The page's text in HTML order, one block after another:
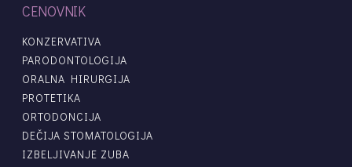
CENOVNIK
KONZERVATIVA
PARODONTOLOGIJA
ORALNA HIRURGIJA
PROTETIKA
ORTODONCIJA
DEČIJA STOMATOLOGIJA
IZBELJIVANJE ZUBA